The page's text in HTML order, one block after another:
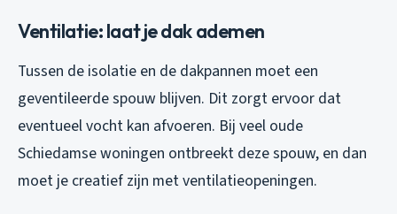
Ventilatie: laat je dak ademen
Tussen de isolatie en de dakpannen moet een
geventileerde spouw blijven. Dit zorgt ervoor dat
eventueel vocht kan afvoeren. Bij veel oude
Schiedamse woningen ontbreekt deze spouw, en dan
moet je creatief zijn met ventilatieopeningen.